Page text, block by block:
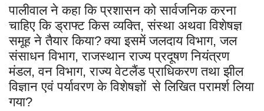
पालीवाल ने कहा कि प्रशासन को सार्वजनिक करना
चाहिए कि ड्राफ्ट किस व्यक्ति,संस्था अथवा विशेषज्ञ
समूह ने तैयार किया? क्या इसमें जलदाय विभाग,जल
संसाधन विभाग,राजस्थान राज्य प्रदूषण नियंत्रण
मंडल,वन विभाग,राज्य वेटलैंड प्राधिकरण तथा झील
विज्ञान एवं पर्यावरण के विशेषज्ञों से लिखित परामर्श लिया
गया?